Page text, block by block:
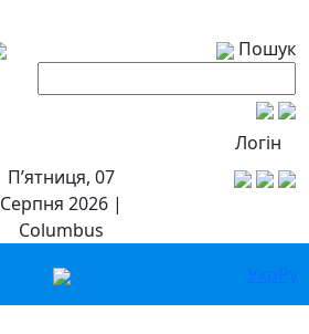
Пошук
Логін
П’ятниця, 07
Серпня 2026 |
Columbus
УкрРу